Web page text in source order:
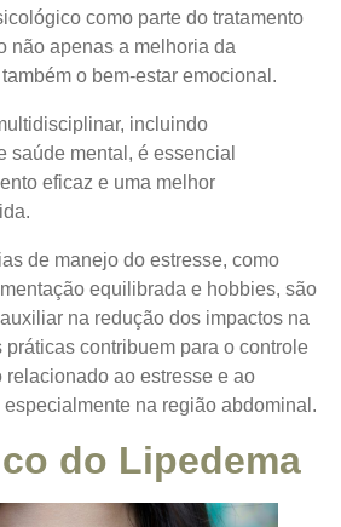
como parte do tratamento
não apenas a melhoria da
o bem-estar emocional.
incluindo
saúde mental, é essencial
eficaz e uma melhor
de manejo do estresse, como
equilibrada e hobbies, são
na redução dos impactos na
contribuem para o controle
relacionado ao estresse e ao
na região abdominal.
do Lipedema